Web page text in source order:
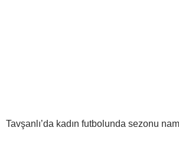
Tavşanlı’da kadın futbolunda sezonu